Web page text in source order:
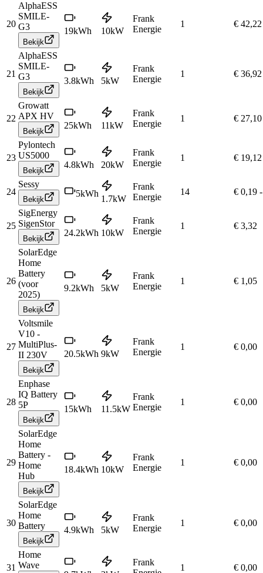
20
AlphaESS
SMILE-
G3
Bekijk
19kWh 10kW
Frank
Energie
1 € 42,22
21
AlphaESS
SMILE-
G3
Bekijk
3.8kWh 5kW
Frank
Energie
1 € 36,92
22
Growatt
APX HV
Bekijk
25kWh 11kW
Frank
Energie
1 € 27,10
23
Pylontech
US5000
Bekijk
4.8kWh 20kW
Frank
Energie
1 € 19,12
24
Sessy
Bekijk
5kWh
1.7kW
Frank
Energie
14 € 0,19 -
25
SigEnergy
SigenStor
Bekijk
24.2kWh 10kW
Frank
Energie
1 € 3,32
26
SolarEdge
Home
Battery
(voor
2025)
Bekijk
9.2kWh 5kW
Frank
Energie
1 € 1,05
27
Voltsmile
V10 -
MultiPlus-
II 230V
Bekijk
20.5kWh 9kW
Frank
Energie
1 € 0,00
28
Enphase
IQ Battery
5P
Bekijk
15kWh 11.5kW
Frank
Energie
1 € 0,00
29
SolarEdge
Home
Battery -
Home
Hub
Bekijk
18.4kWh 10kW
Frank
Energie
1 € 0,00
30
SolarEdge
Home
Battery
Bekijk
4.9kWh 5kW
Frank
Energie
1 € 0,00
31
Home
Wave
Frank
1 € 0,00